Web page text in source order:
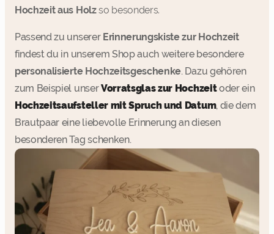
Hochzeit aus Holzso besonders.
Passend zu unserer Erinnerungskiste zur Hochzeit
findest du in unserem Shop auch weitere besondere
personalisierte Hochzeitsgeschenke. Dazu gehören
zum Beispiel unserVorratsglas zur Hochzeitoder ein
Hochzeitsaufsteller mit Spruch und Datum, die dem
Brautpaar eine liebevolle Erinnerung an diesen
besonderen Tag schenken.